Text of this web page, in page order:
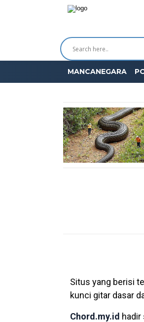
MANCANEGARA
Situs yang berisi
kunci gitar dasar
Chord.my.id hadir